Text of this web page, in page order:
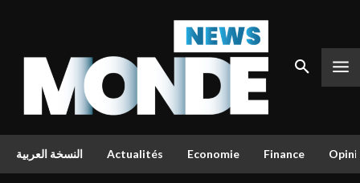
النسخة العربية Actualités Economie Finance